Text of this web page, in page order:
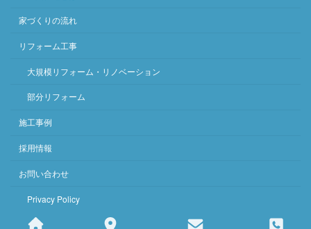
家づくりの流れ
リフォーム工事
大規模リフォーム・リノベーション
部分リフォーム
施工事例
採用情報
お問い合わせ
Privacy Policy